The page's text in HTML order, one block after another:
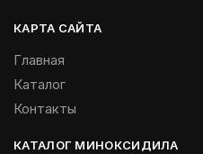
КАРТА САЙТА
Главная
Каталог
Контакты
КАТАЛОГ МИНОКСИДИЛА